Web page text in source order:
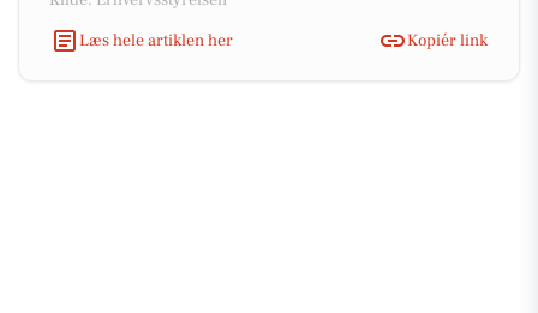
Læs hele artiklen her
Kopiér link